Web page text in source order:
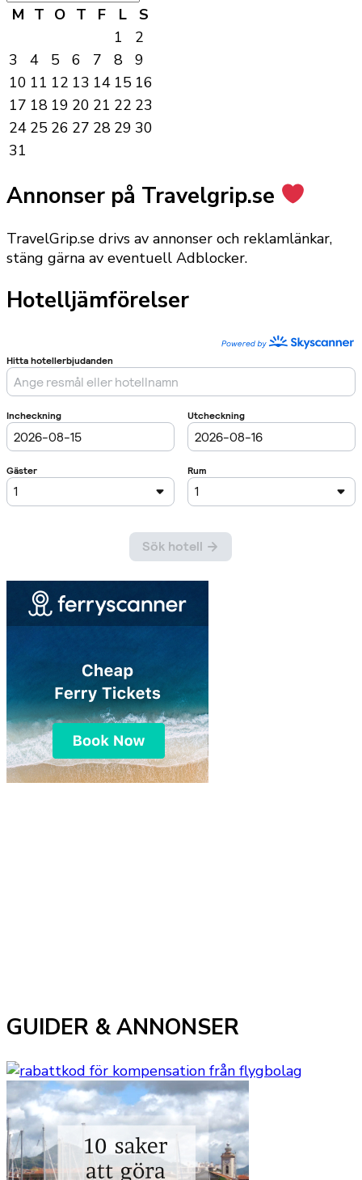
M T O T F L
S
1
2
3
4 5 6 7 8
9
10 11 12 13 14 15 16
17 18 19 20 21 22 23
24 25 26 27 28 29 30
31
Annonser på Travelgrip.se
TravelGrip.se drivs av annonser och reklamlänkar,
stäng gärna av eventuell Adblocker.
Hotelljämförelser
GUIDER & ANNONSER